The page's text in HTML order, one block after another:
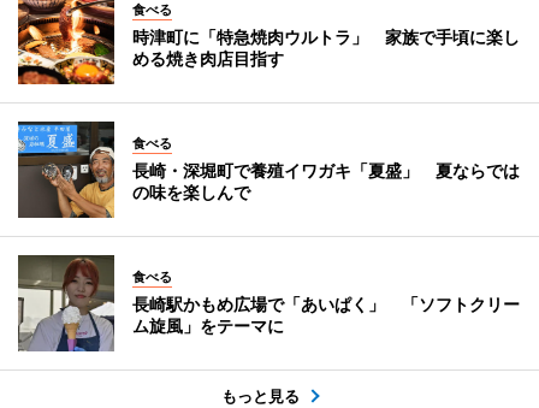
食べる
時津町に「特急焼肉ウルトラ」 家族で手頃に楽し
める焼き肉店目指す
食べる
長崎・深堀町で養殖イワガキ「夏盛」 夏ならでは
の味を楽しんで
食べる
長崎駅かもめ広場で「あいぱく」 「ソフトクリー
ム旋風」をテーマに
もっと見る